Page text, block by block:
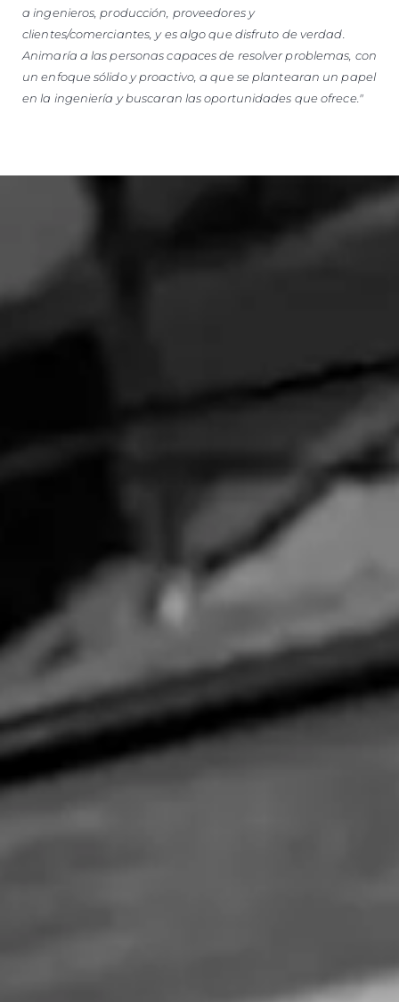
a ingenieros, producción, proveedores y
clientes/comerciantes, y es algo que disfruto de verdad.
Animaría a las personas capaces de resolver problemas, con
un enfoque sólido y proactivo, a que se plantearan un papel
en la ingeniería y buscaran las oportunidades que ofrece."